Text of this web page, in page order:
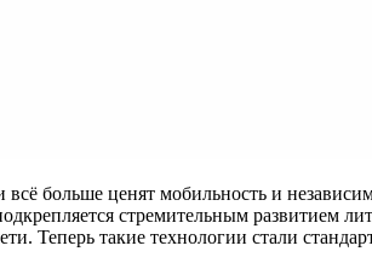
больше ценят мобильность и
стремительным развитием
Теперь такие технологии стали